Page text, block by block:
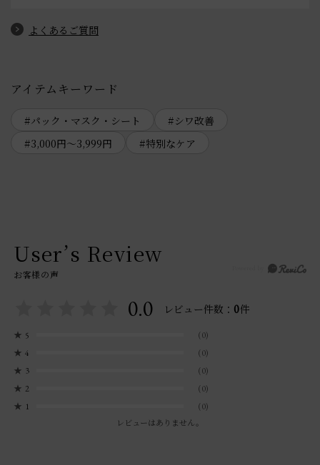
よくあるご質問
アイテムキーワード
パック・マスク・シート
シワ改善
3,000円～3,999円
特別なケア
User’s Review
お客様の声
0.0 レビュー件数： 0件
★ 5
(0)
★ 4
(0)
★ 3
(0)
★ 2
(0)
★ 1 (0)
レビューはありません。